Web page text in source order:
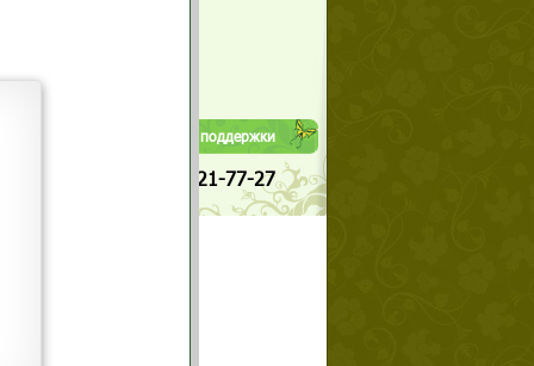
Телефоны службы поддержки
+7 (909) 421-77-27